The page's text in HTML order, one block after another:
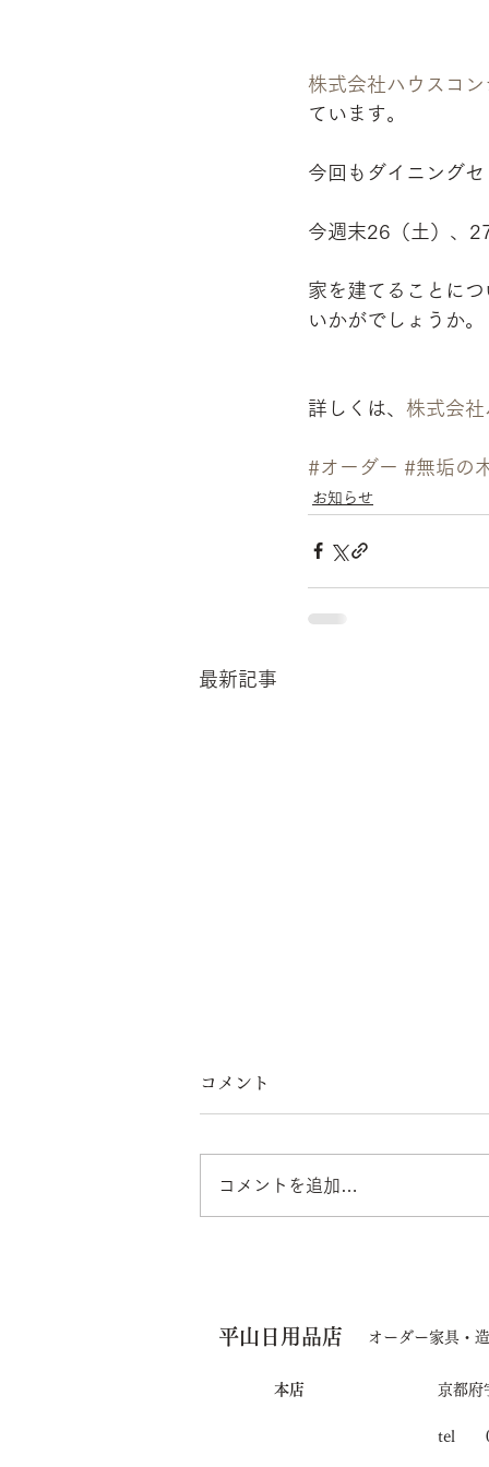
株式会社ハウスコン
ています。
今回もダイニング
今週末26（土）、
家を建てることに
いかがでしょうか。
詳しくは、 株式会
#オーダー #無垢の
お知らせ
最新記事
コメント
コメントを追加…
平山日用品店
本店
オーダー家具・
京都府
tel